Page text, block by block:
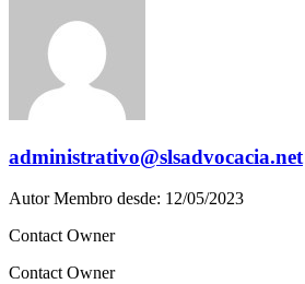
administrativo@slsadvocacia.net
Autor Membro desde: 12/05/2023
Contact Owner
Contact Owner